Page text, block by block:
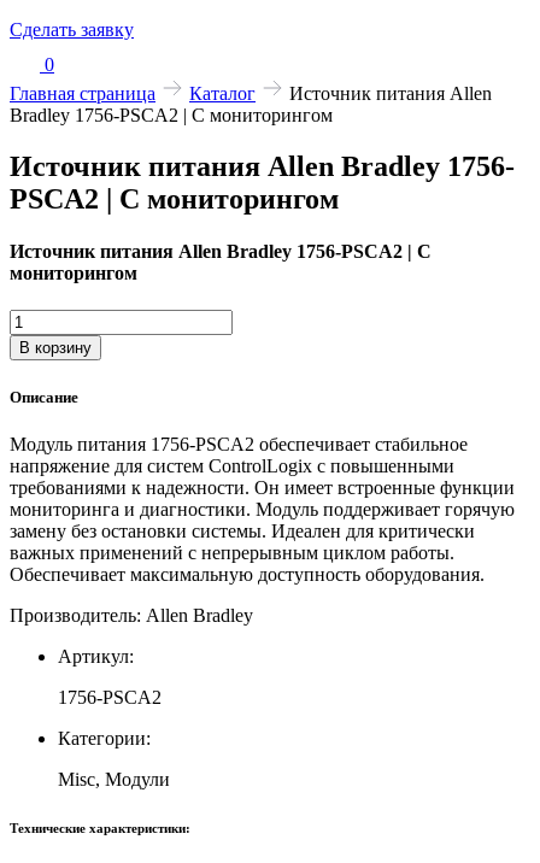
Сделать заявку
0
Главная страница
Каталог
Источник питания Allen
Bradley 1756-PSCA2 | С мониторингом
Источник питания Allen Bradley 1756-
PSCA2 | С мониторингом
Источник питания Allen Bradley 1756-PSCA2 | С
мониторингом
Количество
товара
Источник
Allen
1756-
PSCA2
|
С
мониторингом
В корзину
Описание
Модуль питания 1756-PSCA2 обеспечивает стабильное
напряжение для систем ControlLogix с повышенными
требованиями к надежности. Он имеет встроенные функции
мониторинга и диагностики. Модуль поддерживает горячую
замену без остановки системы. Идеален для критически
важных применений с непрерывным циклом работы.
Обеспечивает максимальную доступность оборудования.
Производитель: Allen Bradley
Артикул:
1756-PSCA2
Категории:
Misc, Модули
Технические характеристики: